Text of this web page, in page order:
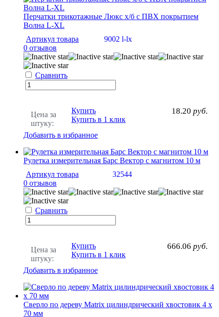
Перчатки трикотажные Люкс х/б с ПВХ покрытием
Волна L-XL
Артикул товара
9002 l-lx
0 отзывов
Сравнить
Цена за
штуку:
18.20 руб.
Купить
Купить в 1 клик
Добавить в избранное
Рулетка измерительная Барс Вектор с магнитом 10 м
Артикул товара
32544
0 отзывов
Сравнить
Цена за
штуку:
666.06 руб.
Купить
Купить в 1 клик
Добавить в избранное
Сверло по дереву Matrix цилиндрический хвостовик 4 х
70 мм